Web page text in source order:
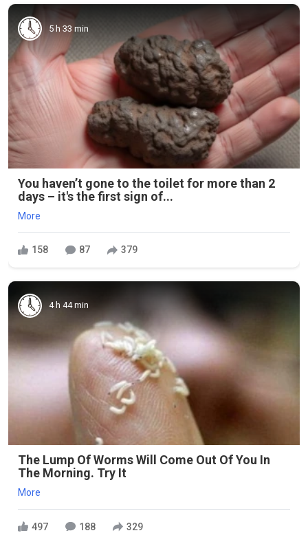
5 h 33 min
You haven’t gone to the toilet for more than 2
days – it's the first sign of...
More
158 87 379
4 h 44 min
The Lump Of Worms Will Come Out Of You In
The Morning. Try It
More
497 188 329